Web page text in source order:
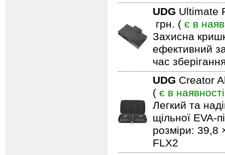
UDG Ultimate
грн. ( є в
Захисна
ефективний
час
UDG Creator
( є в наявності
Легкий та
щільної EVA-
розміри: 39,8
FLX2